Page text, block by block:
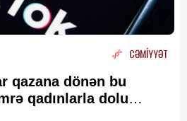
CƏMİYYƏT
qazana dönən bu